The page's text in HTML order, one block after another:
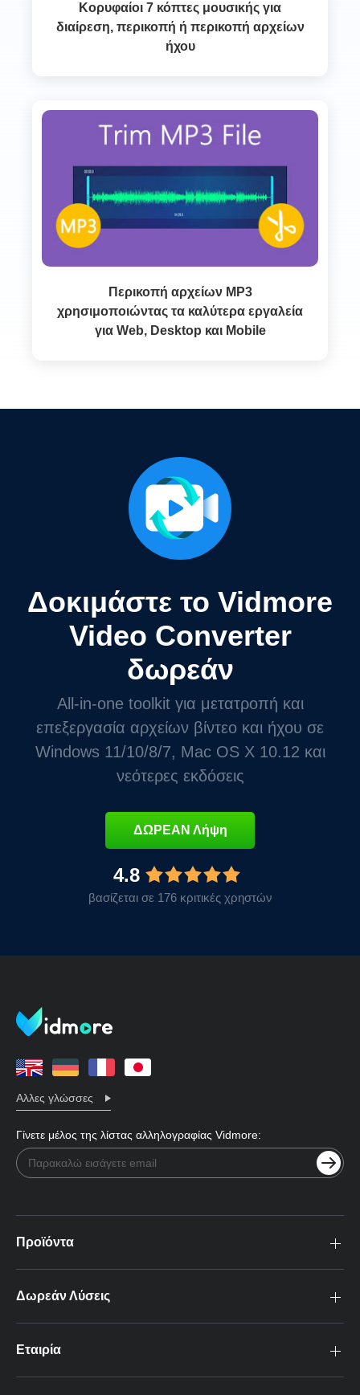
Κορυφαίοι 7 κόπτες μουσικής για
διαίρεση, περικοπή ή περικοπή αρχείων
ήχου
Περικοπή αρχείων MP3
χρησιμοποιώντας τα καλύτερα εργαλεία
για Web, Desktop και Mobile
Δοκιμάστε το Vidmore
Video Converter
δωρεάν
All-in-one toolkit για μετατροπή και
επεξεργασία αρχείων βίντεο και ήχου σε
Windows 11/10/8/7, Mac OS X 10.12 και
νεότερες εκδόσεις
ΔΩΡΕΑΝ Λήψη
4.8
βασίζεται σε 176 κριτικές χρηστών
Αλλες γλώσσες
Γίνετε μέλος της λίστας αλληλογραφίας Vidmore:
Προϊόντα
Δωρεάν Λύσεις
Εταιρία